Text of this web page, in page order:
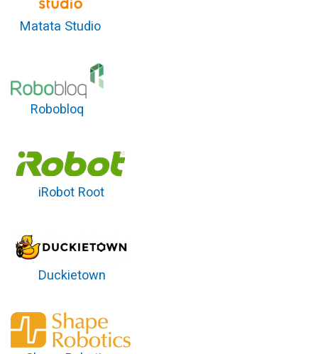
Matata Studio
Robobloq
iRobot Root
Duckietown